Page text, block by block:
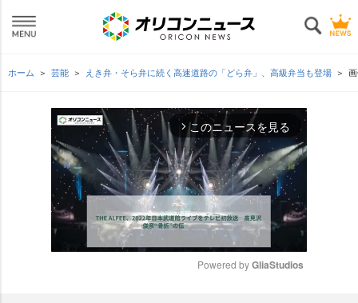
ホーム 芸能 えき弁・そら弁に続く高速道路の「どら弁」、高級弁当も登場
arrow_forward_ios このニュースを見る
Powered by GliaStudios